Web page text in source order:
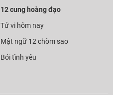
12 cung hoàng đạo
Tử vi hôm nay
Mật ngữ 12 chòm sao
Bói tình yêu